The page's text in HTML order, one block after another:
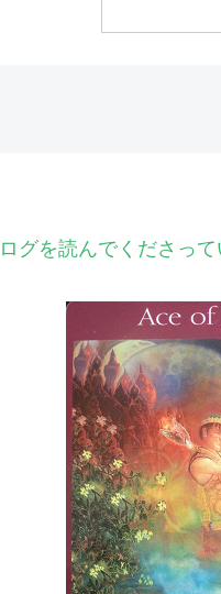
グを読んでくださっ